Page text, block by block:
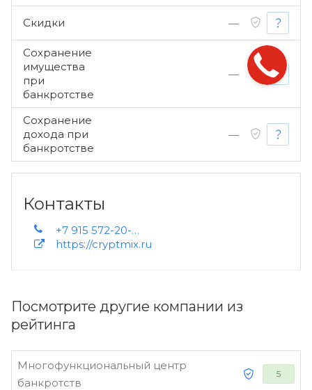
Посмотрите другие компании из
рейтинга
Многофункциональный центр
банкротств
5
Скидки —
Сохранение
имущества
при
банкротстве
—
Сохранение
дохода при
банкротстве
—
Контакты
+7 915 572-20-03
https://cryptmix.ru